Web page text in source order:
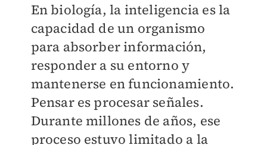
En biología, la inteligencia es la
capacidad de un organismo
para absorber información,
responder a su entorno y
mantenerse en funcionamiento.
Pensar es procesar señales.
Durante millones de años, ese
proceso estuvo limitado a la